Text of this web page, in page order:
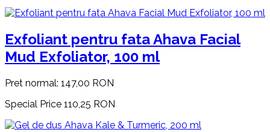
Exfoliant pentru fata Ahava Facial
Mud Exfoliator, 100 ml
Pret normal: 147,00 RON
Special Price 110,25 RON